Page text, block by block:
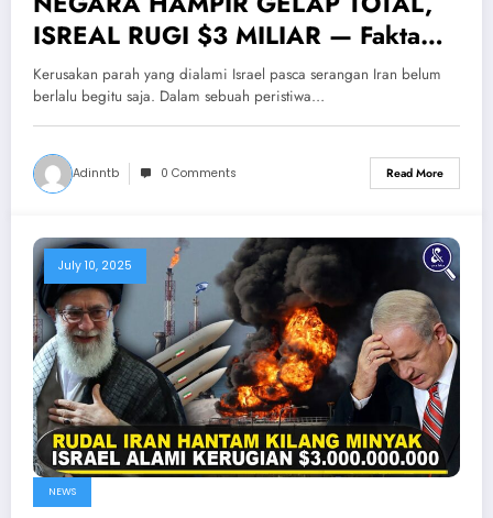
ISREAL RUGI $3 MILIAR — Fakta
Krisis Energi Israel Pasca Serangan
Iran
Kerusakan parah yang dialami Israel pasca serangan Iran belum
berlalu begitu saja. Dalam sebuah peristiwa…
Adinntb 0 Comments Read More
July 10, 2025
NEWS